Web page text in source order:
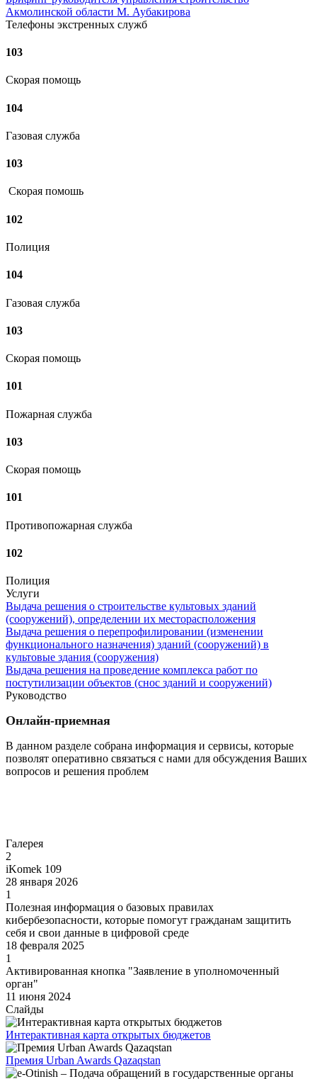
Акмолинской области М. Аубакирова
Телефоны экстренных служб
103
Скорая помощь
104
Газовая служба
103
Скорая помошь
102
Полиция
104
Газовая служба
103
Скорая помощь
101
Пожарная служба
103
Скорая помощь
101
Противопожарная служба
102
Полиция
Услуги
Выдача решения о строительстве культовых зданий
(сооружений), определении их месторасположения
Выдача решения о перепрофилировании (изменении
функционального назначения) зданий (сооружений) в
культовые здания (сооружения)
Выдача решения на проведение комплекса работ по
постутилизации объектов (снос зданий и сооружений)
Руководство
Онлайн-приемная
В данном разделе собрана информация и сервисы, которые
позволят оперативно связаться с нами для обсуждения Ваших
вопросов и решения проблем
Галерея
2
iKomek 109
28 января 2026
1
Полезная информация о базовых правилах
кибербезопасности, которые помогут гражданам защитить
себя и свои данные в цифровой среде
18 февраля 2025
1
Активированная кнопка "Заявление в уполномоченный
орган"
11 июня 2024
Слайды
Интерактивная карта открытых бюджетов
Премия Urban Awards Qazaqstan